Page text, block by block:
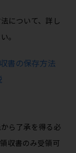
について、詳し
。
書の保存方法
ら了承を得る必
収書のみ受領可